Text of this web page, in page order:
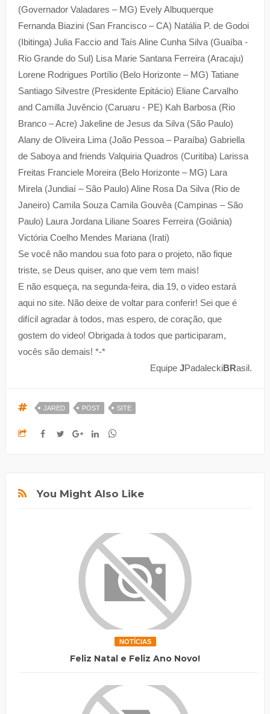
(Governador Valadares – MG) Evely Albuquerque
Fernanda Biazini (San Francisco – CA) Natália P. de Godoi
(Ibitinga) Julia Faccio and Taís Aline Cunha Silva (Guaíba -
Rio Grande do Sul) Lisa Marie Santana Ferreira (Aracaju)
Lorene Rodrigues Portílio (Belo Horizonte – MG) Tatiane
Santiago Silvestre (Presidente Epitácio) Eliane Carvalho
and Camilla Juvêncio (Caruaru - PE) Kah Barbosa (Rio
Branco – Acre) Jakeline de Jesus da Silva (São Paulo)
Alany de Oliveira Lima (João Pessoa – Paraíba) Gabriella
de Saboya and friends Valquiria Quadros (Curitiba) Larissa
Freitas Franciele Moreira (Belo Horizonte – MG) Lara
Mirela (Jundiaí – São Paulo) Aline Rosa Da Silva (Rio de
Janeiro) Camila Souza Camila Gouvêa (Campinas – São
Paulo) Laura Jordana Liliane Soares Ferreira (Goiânia)
Victória Coelho Mendes Mariana (Irati)
Se você não mandou sua foto para o projeto, não fique
triste, se Deus quiser, ano que vem tem mais!
E não esqueça, na segunda-feira, dia 19, o video estará
aqui no site. Não deixe de voltar para conferir! Sei que é
difícil agradar à todos, mas espero, de coração, que
gostem do video! Obrigada à todos que participaram,
vocês são demais! *-*
Equipe JPadaleckiBRasil.
JARED POST SITE
You Might Also Like
NOTÍCIAS
Feliz Natal e Feliz Ano Novo!